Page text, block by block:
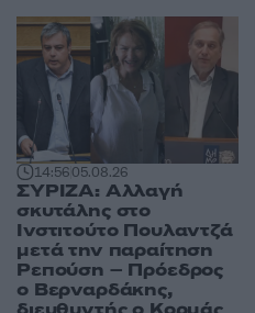
14:5605.08.26
ΣΥΡΙΖΑ: Αλλαγή
σκυτάλης στο
Ινστιτούτο Πουλαντζά
μετά την παραίτηση
Ρεπούση – Πρόεδρος
ο Βερναρδάκης,